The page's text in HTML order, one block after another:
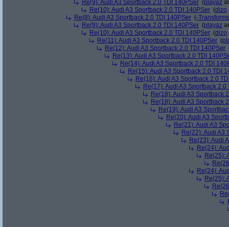
Re(9): Audi A3 Sportback 2.0 TDI 140PSer (playaz
Re(10): Audi A3 Sportback 2.0 TDI 140PSer (dizo
Re(8): Audi A3 Sportback 2.0 TDI 140PSer (-
Re(9): Audi A3 Sportback 2.0 TDI 140PSer (playaz
Re(10): Audi A3 Sportback 2.0 TDI 140PSer (dizo
Re(11): Audi A3 Sportback 2.0 TDI 140PSer (
Re(12): Audi A3 Sportback 2.0 TDI 140PSer
Re(13): Audi A3 Sportback 2.0 TDI
Re(14): Audi A3 Sportback 2.0 TDI
Re(15): Audi A3 Sportback 2.0 TDI
Re(16): Audi A3 Sportback 2.0
Re(17): Audi A3 Sportback 2.0
Re(18): Audi A3 Sportback
Re(18): Audi A3 Sportback
Re(19): Audi A3
Re(20): Audi A3
Re(21): Audi A3
Re(22): Audi A3
Re(23): Audi
Re(24):
Re(25):
Re(24):
Re(25):